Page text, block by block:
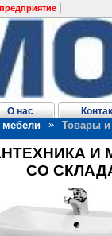
О нас
мебели » Товары и
И
СО